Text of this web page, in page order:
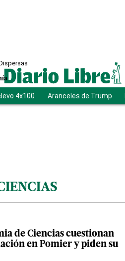
4x100 Aranceles de Trump
de Ciencias cuestionan
en Pomier y piden su